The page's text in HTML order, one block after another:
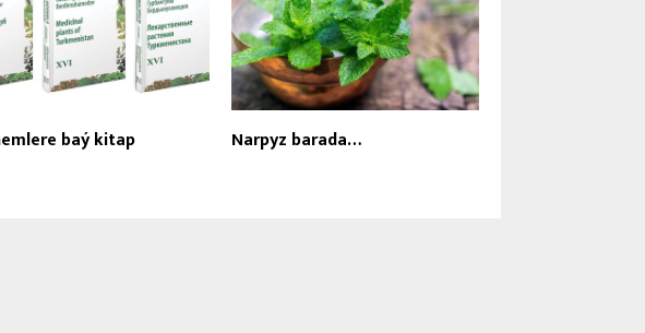
baý ki­tap Narpyz barada…